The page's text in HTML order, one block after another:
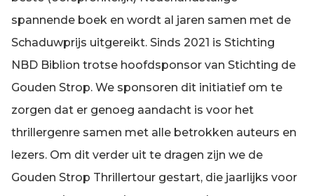
spannende boek en wordt al jaren samen met de
Schaduwprijs uitgereikt. Sinds 2021 is Stichting
NBD Biblion trotse hoofdsponsor van Stichting de
Gouden Strop. We sponsoren dit initiatief om te
zorgen dat er genoeg aandacht is voor het
thrillergenre samen met alle betrokken auteurs en
lezers. Om dit verder uit te dragen zijn we de
Gouden Strop Thrillertour gestart, die jaarlijks voor